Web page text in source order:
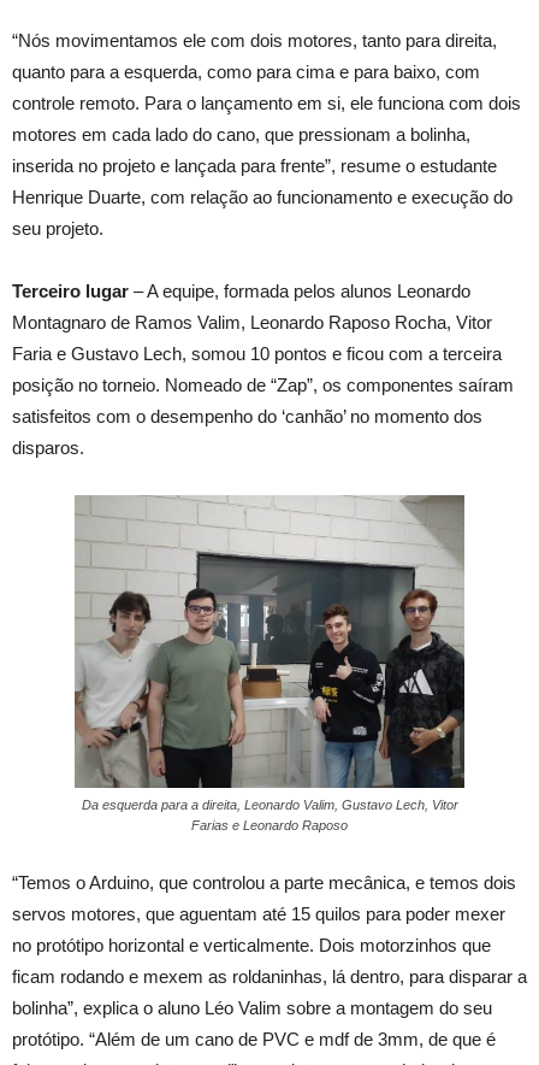
“Nós movimentamos ele com dois motores, tanto para direita,
quanto para a esquerda, como para cima e para baixo, com
controle remoto. Para o lançamento em si, ele funciona com dois
motores em cada lado do cano, que pressionam a bolinha,
inserida no projeto e lançada para frente”, resume o estudante
Henrique Duarte, com relação ao funcionamento e execução do
seu projeto.
Terceiro lugar – A equipe, formada pelos alunos Leonardo
Montagnaro de Ramos Valim, Leonardo Raposo Rocha, Vitor
Faria e Gustavo Lech, somou 10 pontos e ficou com a terceira
posição no torneio. Nomeado de “Zap”, os componentes saíram
satisfeitos com o desempenho do ‘canhão’ no momento dos
disparos.
Da esquerda para a direita, Leonardo Valim, Gustavo Lech, Vitor
Farias e Leonardo Raposo
“Temos o Arduino, que controlou a parte mecânica, e temos dois
servos motores, que aguentam até 15 quilos para poder mexer
no protótipo horizontal e verticalmente. Dois motorzinhos que
ficam rodando e mexem as roldaninhas, lá dentro, para disparar a
bolinha”, explica o aluno Léo Valim sobre a montagem do seu
protótipo. “Além de um cano de PVC e mdf de 3mm, de que é